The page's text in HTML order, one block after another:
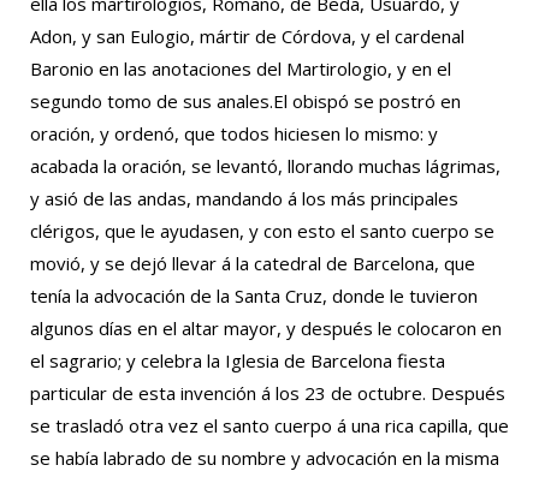
Adon, y san Eulogio, mártir de Córdova, y el cardenal
Baronio en las anotaciones del Martirologio, y en el
segundo tomo de sus anales.El obispó se postró en
oración, y ordenó, que todos hiciesen lo mismo: y
acabada la oración, se levantó, llorando muchas lágrimas,
y asió de las andas, mandando á los más principales
clérigos, que le ayudasen, y con esto el santo cuerpo se
movió, y se dejó llevar á la catedral de Barcelona, que
tenía la advocación de la Santa Cruz, donde le tuvieron
algunos días en el altar mayor, y después le colocaron en
el sagrario; y celebra la Iglesia de Barcelona fiesta
particular de esta invención á los 23 de octubre. Después
se trasladó otra vez el santo cuerpo á una rica capilla, que
se había labrado de su nombre y advocación en la misma